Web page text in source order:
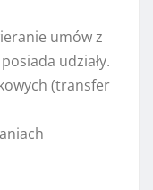
umów z
udziały.
(transfer